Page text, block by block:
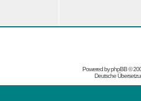
Powered byphpBB©
Deutsche